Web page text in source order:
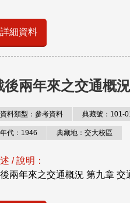
詳細資料
後兩年來之交通概
資料類型：參考資料 典藏號：101-
年代：1946 典藏地：交大校區
/ 說明：
兩年來之交通概況 第九章 交